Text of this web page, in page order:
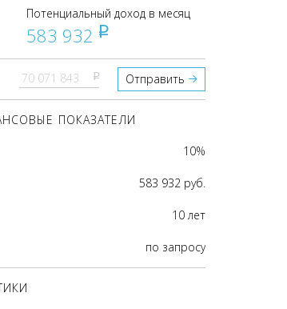
Потенциальный доход в месяц
583 932 pуб
pуб Отправить
ПОКАЗАТЕЛИ
10%
583 932 руб.
10 лет
по запросу